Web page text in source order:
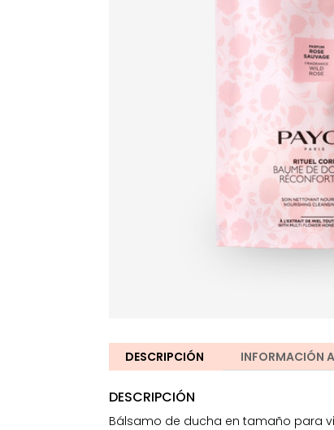
DESCRIPCIÓN INFORMACIÓN
DESCRIPCIÓN
Bálsamo de ducha en tamaño para